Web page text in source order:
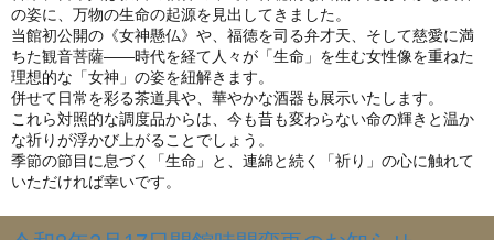
の姿に、万物の生命の起源を見出してきました。
当館初公開の《女神懸仏》や、福徳を司る弁才天、そして慈愛に満
ちた観音菩薩――時代を経て人々が「生命」を生む女性像を重ねた
理想的な「女神」の姿を紐解きます。
併せて日常を彩る茶道具や、華やかな酒器も展示いたします。
これら対照的な調度品からは、今も昔も変わらない命の輝きと温か
な祈りが浮かび上がることでしょう。
季節の節目に息づく「生命」と、連綿と続く「祈り」の心に触れて
いただければ幸いです。